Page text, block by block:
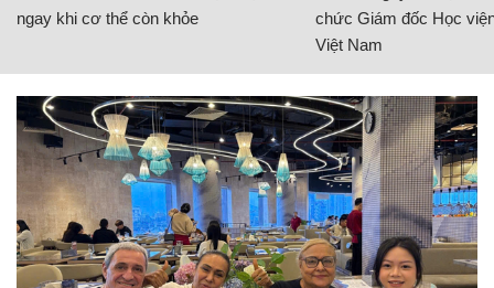
ngay khi cơ thể còn khỏe
chức Giám đốc Học
Việt Nam